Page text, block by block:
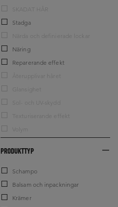
SKADAT HÅR
Stadga
Närda och definierade lockar
Näring
Reparerande effekt
Återupplivar håret
Glansighet
Sol- och UV-skydd
Texturiserande effekt
Volym
PRODUKTTYP
Schampo
Balsam och inpackningar
Krämer